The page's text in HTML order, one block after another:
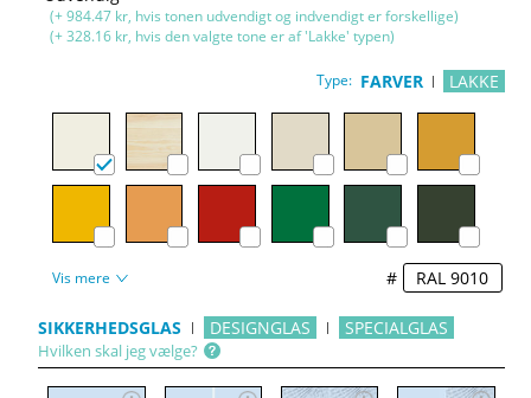
(+ 984.47 kr, hvis tonen udvendigt og indvendigt er forskellige)
(+ 328.16 kr, hvis den valgte tone er af 'Lakke' typen)
Type: FARVER LAKKE
Vis mere #
SIKKERHEDSGLAS DESIGNGLAS SPECIALGLAS
Hvilken skal jeg vælge?